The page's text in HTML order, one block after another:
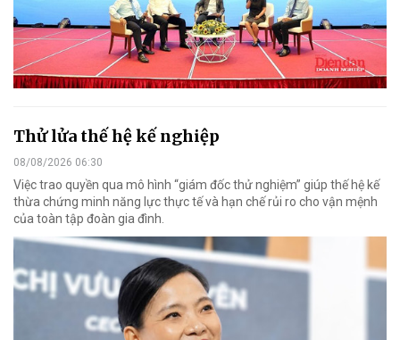
Thử lửa thế hệ kế nghiệp
08/08/2026 06:30
Việc trao quyền qua mô hình “giám đốc thử nghiệm” giúp thế hệ kế
thừa chứng minh năng lực thực tế và hạn chế rủi ro cho vận mệnh
của toàn tập đoàn gia đình.